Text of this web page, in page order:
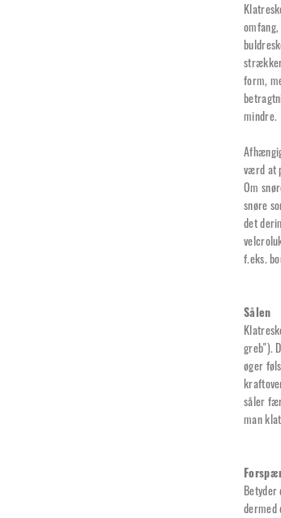
form,
mindre.
værd at
Om
snøre
det
f.eks.
Sålen
greb").
øger
såler
man
dermed